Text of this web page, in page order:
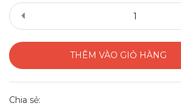
THÊM VÀO GIỎ HÀNG
Chia sẻ: